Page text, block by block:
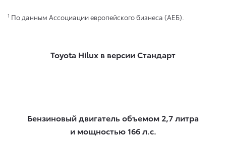
1 По данным Ассоциации европейского бизнеса (АЕБ).
Toyota Hilux в версии Стандарт
Бензиновый двигатель объемом 2,7 литра
и мощностью 166 л.с.